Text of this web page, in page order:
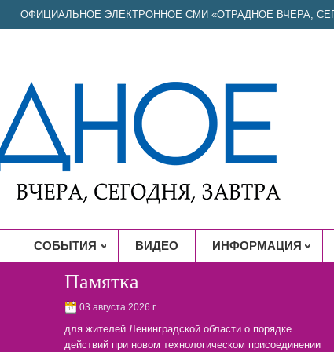
ОФИЦИАЛЬНОЕ ЭЛЕКТРОННОЕ СМИ «ОТРАДНОЕ ВЧЕРА,
СОБЫТИЯ ВИДЕО ИНФОРМАЦИЯ
Памятка
03 августа 2026 г.
для жителей Ленинградской области о порядке
действий при новом технологическом присоединении